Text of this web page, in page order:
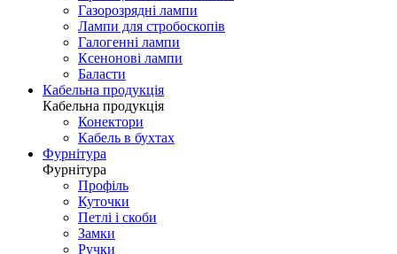
Газорозрядні лампи
Лампи для стробоскопів
Галогенні лампи
Ксенонові лампи
Баласти
Кабельна продукція
Кабельна продукція
Конектори
Кабель в бухтах
Фурнітура
Фурнітура
Профіль
Куточки
Петлі і скоби
Замки
Ручки